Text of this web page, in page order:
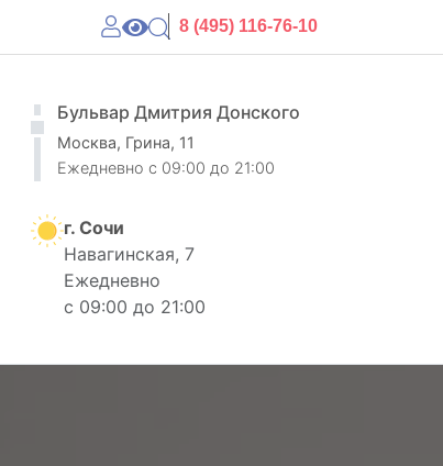
8 (495) 116-76-10
Бульвар Дмитрия Донского
Москва, Грина, 11
Ежедневно c 09:00 до 21:00
г. Сочи
Навагинская, 7
Ежедневно
с 09:00 до 21:00